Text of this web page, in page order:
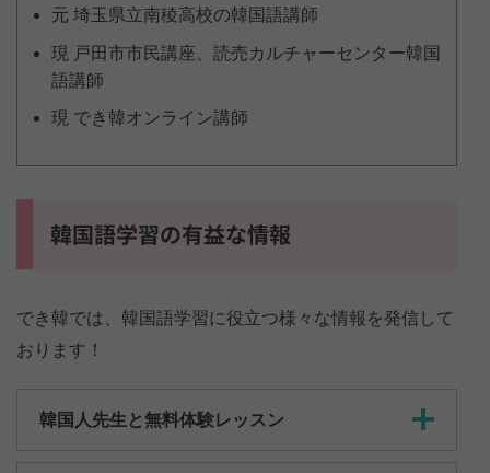
元 埼玉県立南稜高校の韓国語講師
現 戸田市市民講座、読売カルチャーセンター韓国
語講師
現 でき韓オンライン講師
韓国語学習の有益な情報
でき韓では、韓国語学習に役立つ様々な情報を発信して
おります！
韓国人先生と無料体験レッスン